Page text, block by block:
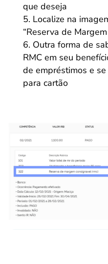
que deseja
Localize na
“Reserva de
Outra forma de
RMC em seu
de empréstimos e
para cartão